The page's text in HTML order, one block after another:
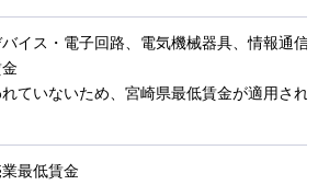
イス・電子回路、電気機械器具、情報通信
れていないため、宮崎県最低賃金が適用され
最低賃金